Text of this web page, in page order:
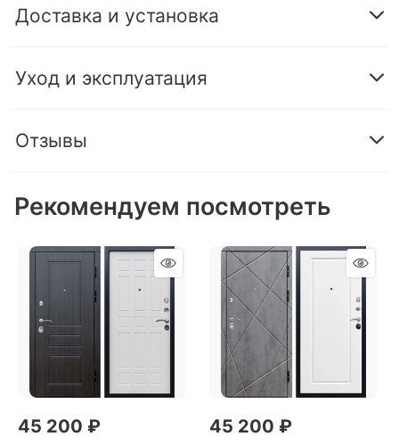
Доставка и установка
Уход и эксплуатация
Отзывы
Рекомендуем посмотреть
45 200 ₽ 45 200 ₽